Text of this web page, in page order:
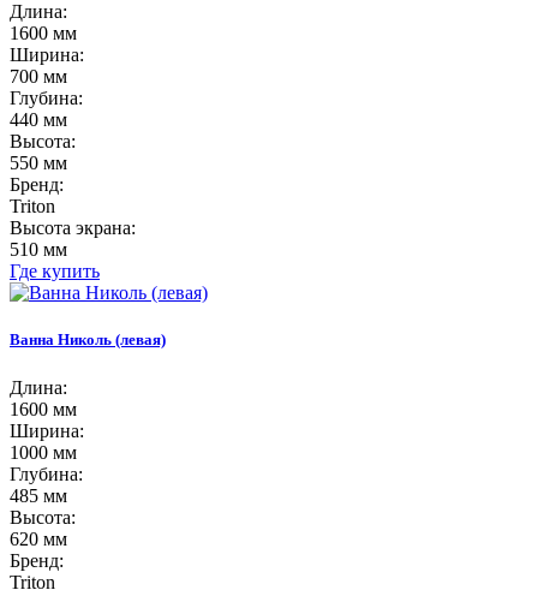
Длина:
1600 мм
Ширина:
700 мм
Глубина:
440 мм
Высота:
550 мм
Бренд:
Triton
Высота экрана:
510 мм
Где купить
Ванна Николь (левая)
Длина:
1600 мм
Ширина:
1000 мм
Глубина:
485 мм
Высота:
620 мм
Бренд:
Triton